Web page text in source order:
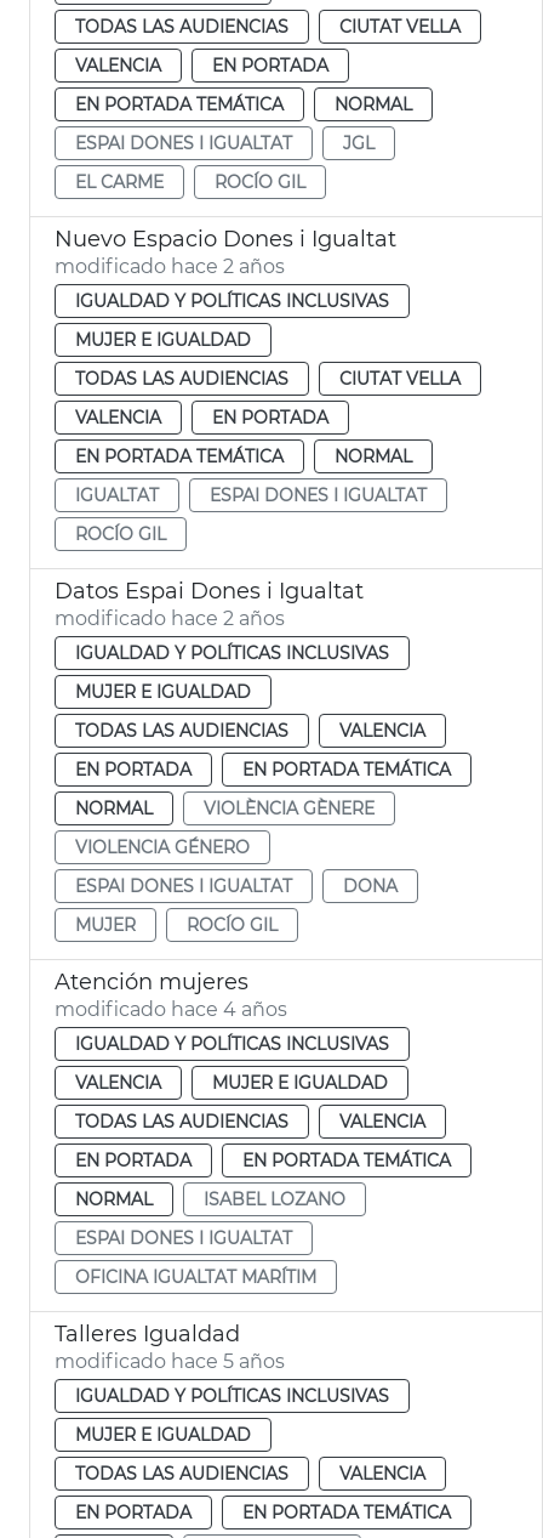
TODAS LAS AUDIENCIAS
CIUTAT VELLA
VALENCIA
EN PORTADA
EN PORTADA TEMÁTICA
NORMAL
ESPAI DONES I IGUALTAT
JGL
EL CARME
ROCÍO GIL
Nuevo Espacio Dones i Igualtat
modificado hace 2 años
IGUALDAD Y POLÍTICAS INCLUSIVAS
MUJER E IGUALDAD
TODAS LAS AUDIENCIAS
CIUTAT VELLA
VALENCIA
EN PORTADA
EN PORTADA TEMÁTICA
NORMAL
IGUALTAT
ESPAI DONES I IGUALTAT
ROCÍO GIL
Datos Espai Dones i Igualtat
modificado hace 2 años
IGUALDAD Y POLÍTICAS INCLUSIVAS
MUJER E IGUALDAD
TODAS LAS AUDIENCIAS
VALENCIA
EN PORTADA
EN PORTADA TEMÁTICA
NORMAL
VIOLÈNCIA GÈNERE
VIOLENCIA GÉNERO
ESPAI DONES I IGUALTAT
DONA
MUJER
ROCÍO GIL
Atención mujeres
modificado hace 4 años
IGUALDAD Y POLÍTICAS INCLUSIVAS
VALENCIA
MUJER E IGUALDAD
TODAS LAS AUDIENCIAS
VALENCIA
EN PORTADA
EN PORTADA TEMÁTICA
NORMAL
ISABEL LOZANO
ESPAI DONES I IGUALTAT
OFICINA IGUALTAT MARÍTIM
Talleres Igualdad
modificado hace 5 años
IGUALDAD Y POLÍTICAS INCLUSIVAS
MUJER E IGUALDAD
TODAS LAS AUDIENCIAS
VALENCIA
EN PORTADA
EN PORTADA TEMÁTICA